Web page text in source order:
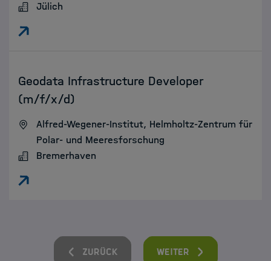
Jülich
:Geodata Infrastructure Developer
(m/f/x/d)
Alfred-Wegener-Institut, Helmholtz-Zentrum für
Polar- und Meeresforschung
Bremerhaven
Zurück Weiter